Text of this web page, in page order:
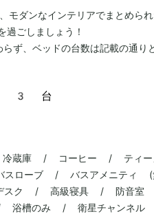
ダンなインテリアでまとめら
過ごしましょう！
ず、ベッドの台数は記載の通り
ド 3 台
蔵庫 / コーヒー / ティ
スローブ / バスアメニティ
スク / 高級寝具 / 防音室
槽のみ / 衛星チャンネ